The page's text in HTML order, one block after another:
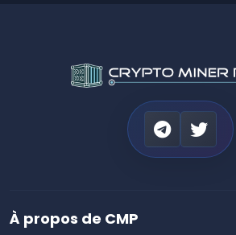
À propos de CMP